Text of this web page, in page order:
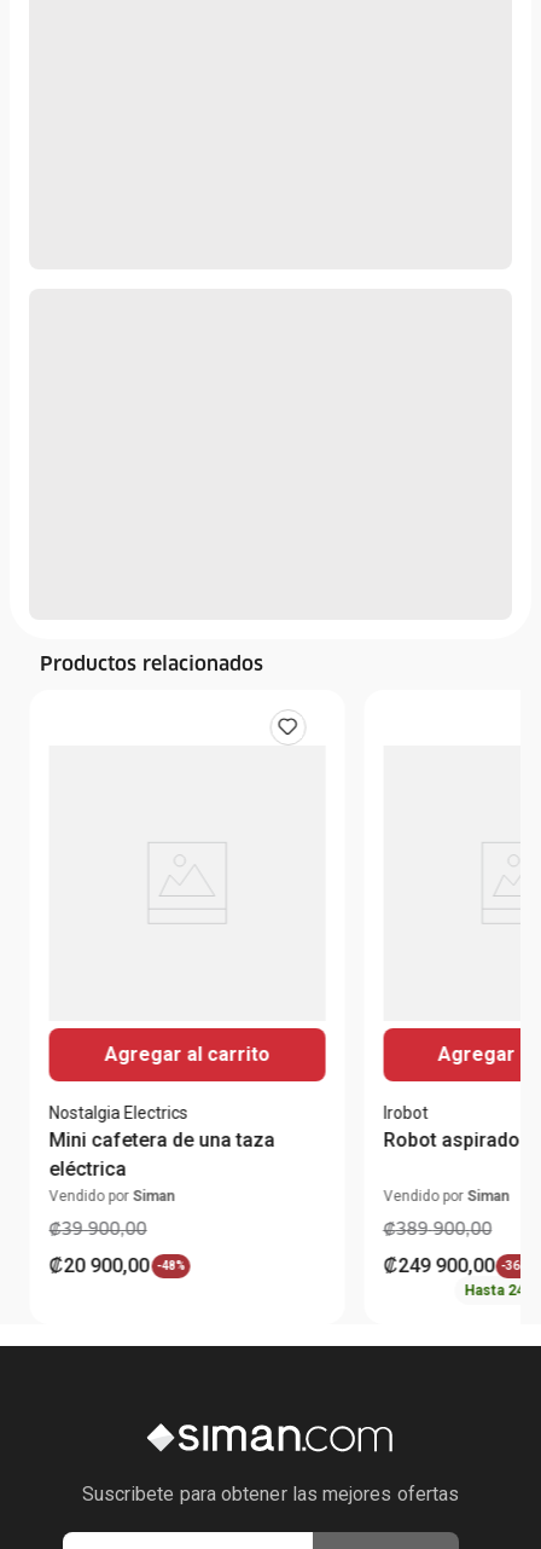
Productos relacionados
Agregar al carrito
Nostalgia Electrics
Mini cafetera de una taza
eléctrica
Vendido por Siman
₡39 900,00
₡20 900,00 -48%
Agregar
Irobot
Robot aspirador
Vendido por Siman
₡389 900,00
₡249 900,00 -36%
Hasta 24
Suscribete para obtener las mejores ofertas